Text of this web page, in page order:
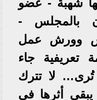
بالمجلس -
وورش عمل
تعريفية جاء
تُرى… لا تترك
أثرها في